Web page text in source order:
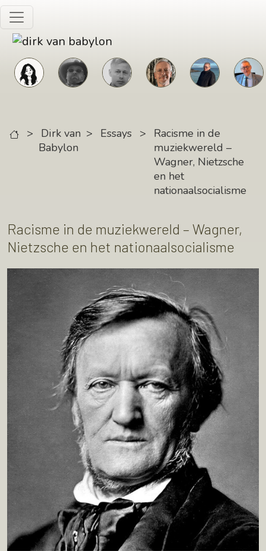
Skip to main content
>
Dirk van
Babylon
> Essays >
Racisme in de
muziekwereld –
Wagner, Nietzsche
en het
nationaalsocialisme
Racisme in de muziekwereld – Wagner,
Nietzsche en het nationaalsocialisme